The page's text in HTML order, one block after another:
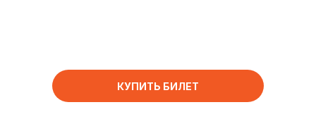
КУПИТЬ БИЛЕТ